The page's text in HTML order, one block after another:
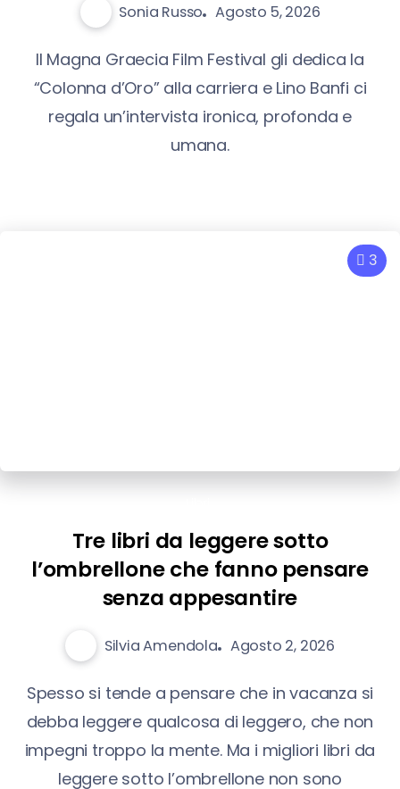
Sonia Russo Agosto 5, 2026
Il Magna Graecia Film Festival gli dedica la
“Colonna d’Oro” alla carriera e Lino Banfi ci
regala un’intervista ironica, profonda e
umana.
3
Tre libri da leggere sotto
l’ombrellone che fanno pensare
senza appesantire
Silvia Amendola Agosto 2, 2026
Spesso si tende a pensare che in vacanza si
debba leggere qualcosa di leggero, che non
impegni troppo la mente. Ma i migliori libri da
leggere sotto l’ombrellone non sono